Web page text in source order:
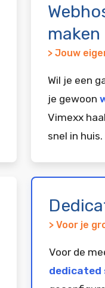
maken
> Jouw
Wil je een
je gewoon
Vimexx
snel in huis.
> Voor je
Voor de
dedicated